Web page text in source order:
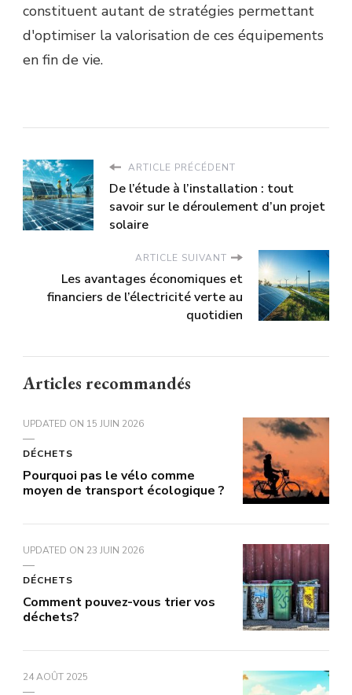
constituent autant de stratégies permettant
d'optimiser la valorisation de ces équipements
en fin de vie.
ARTICLE PRÉCÉDENT
De l’étude à l’installation : tout
savoir sur le déroulement d’un projet
solaire
ARTICLE SUIVANT
Les avantages économiques et
financiers de l’électricité verte au
quotidien
Articles recommandés
UPDATED ON 15 JUIN 2026
DÉCHETS
Pourquoi pas le vélo comme
moyen de transport écologique ?
UPDATED ON 23 JUIN 2026
DÉCHETS
Comment pouvez-vous trier vos
déchets?
24 AOÛT 2025